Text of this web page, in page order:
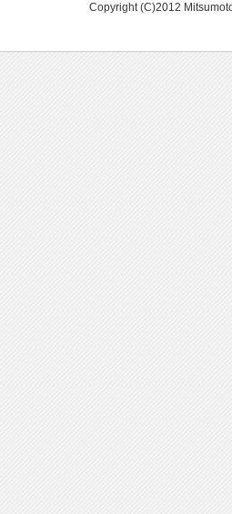
Copyright (C)2012